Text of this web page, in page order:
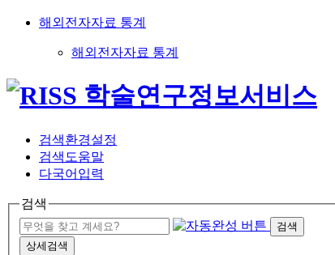
해외전자자료 통계
해외전자자료 통계
검색환경설정
검색도움말
다국어입력
검색
검색
상세검색